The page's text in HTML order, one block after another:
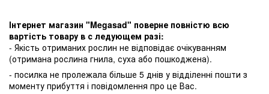
Інтернет магазин "Megasad" поверне повністю всю
вартість товару в с ледующем разі:
- Якість отриманих рослин не відповідає очікуванням
(отримана рослина гнила, суха або пошкоджена).
- посилка не пролежала більше 5 днів у відділенні пошти з
моменту прибуття і повідомлення про це Вас.